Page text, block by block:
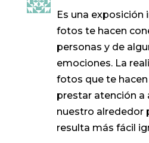
Es una exposición
fotos te hacen
personas y de
emociones. La
fotos que te
prestar atención a
nuestro alrededor
resulta más fácil